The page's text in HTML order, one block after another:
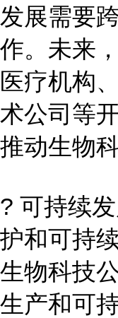
发展需要
作。未来
医疗机构
术公司等
推动生物
? 可持续
护和可持
生物科技
生产和可